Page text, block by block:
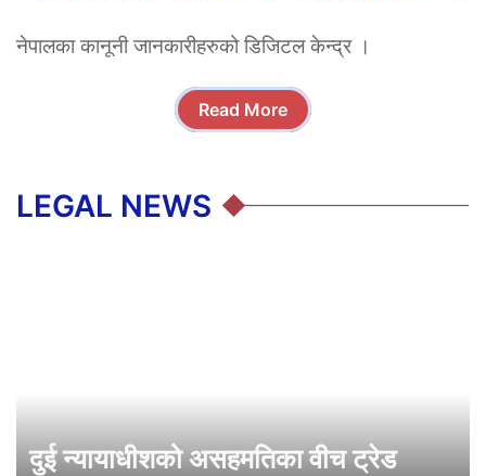
नेपालका कानूनी जानकारीहरुको डिजिटल केन्द्र ।
Read More
LEGAL NEWS
दुई न्यायाधीशको असहमतिका वीच ट्रेड